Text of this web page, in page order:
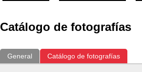
Catálogo de fotografías
General Catálogo de fotografías